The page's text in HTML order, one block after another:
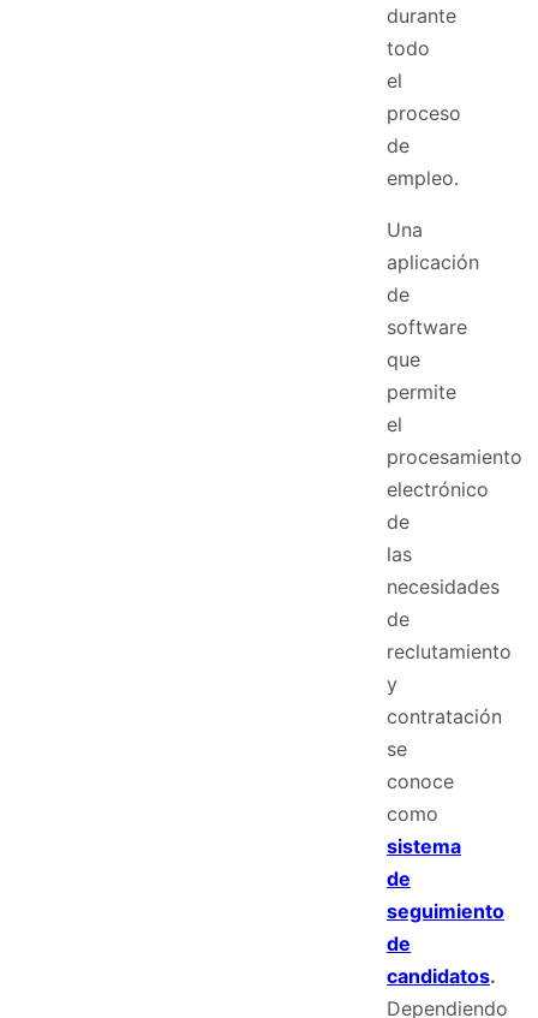
durante
todo
el
proceso
de
empleo.
Una
aplicación
de
software
que
permite
el
procesamiento
electrónico
de
las
necesidades
de
reclutamiento
y
contratación
se
conoce
como
sistema
de
seguimiento
de
candidatos.
Dependiendo